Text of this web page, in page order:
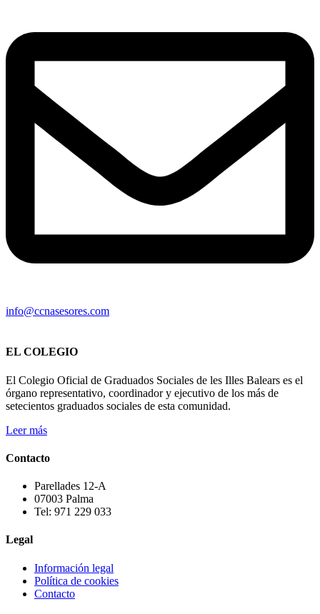
info@ccnasesores.com
EL COLEGIO
El Colegio Oficial de Graduados Sociales de les Illes Balears es el
órgano representativo, coordinador y ejecutivo de los más de
setecientos graduados sociales de esta comunidad.
Leer más
Contacto
Parellades 12-A
07003 Palma
Tel: 971 229 033
Legal
Información legal
Política de cookies
Contacto